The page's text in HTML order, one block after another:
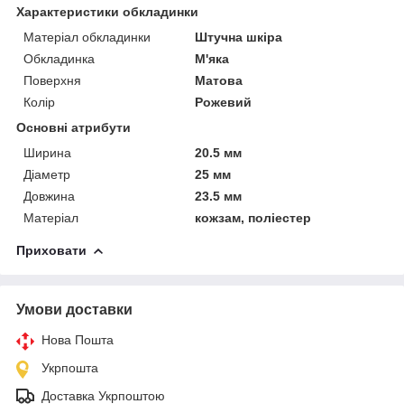
Характеристики обкладинки
Матеріал обкладинки
Штучна шкіра
Обкладинка
М'яка
Поверхня
Матова
Колір
Рожевий
Основні атрибути
Ширина
20.5 мм
Діаметр
25 мм
Довжина
23.5 мм
Матеріал
кожзам, поліестер
Приховати
Умови доставки
Нова Пошта
Укрпошта
Доставка Укрпоштою